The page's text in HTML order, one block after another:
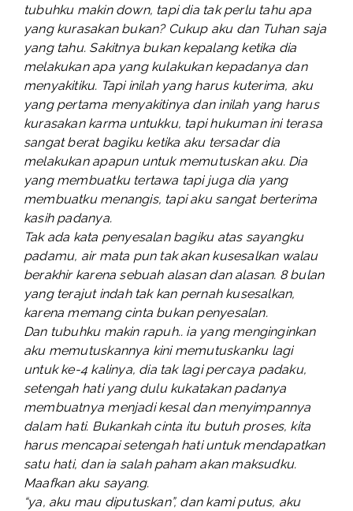
tubuhku makin down, tapi dia tak perlu tahu apa
yang kurasakan bukan? Cukup aku dan Tuhan saja
yang tahu. Sakitnya bukan kepalang ketika dia
melakukan apa yang kulakukan kepadanya dan
menyakitiku. Tapi inilah yang harus kuterima, aku
yang pertama menyakitinya dan inilah yang harus
kurasakan karma untukku, tapi hukuman ini terasa
sangat berat bagiku ketika aku tersadar dia
melakukan apapun untuk memutuskan aku. Dia
yang membuatku tertawa tapi juga dia yang
membuatku menangis, tapi aku sangat berterima
kasih padanya.
Tak ada kata penyesalan bagiku atas sayangku
padamu, air mata pun tak akan kusesalkan walau
berakhir karena sebuah alasan dan alasan. 8 bulan
yang terajut indah tak kan pernah kusesalkan,
karena memang cinta bukan penyesalan.
Dan tubuhku makin rapuh.. ia yang menginginkan
aku memutuskannya kini memutuskanku lagi
untuk ke-4 kalinya, dia tak lagi percaya padaku,
setengah hati yang dulu kukatakan padanya
membuatnya menjadi kesal dan menyimpannya
dalam hati. Bukankah cinta itu butuh proses, kita
harus mencapai setengah hati untuk mendapatkan
satu hati, dan ia salah paham akan maksudku.
Maafkan aku sayang.
“ya, aku mau diputuskan”, dan kami putus, aku